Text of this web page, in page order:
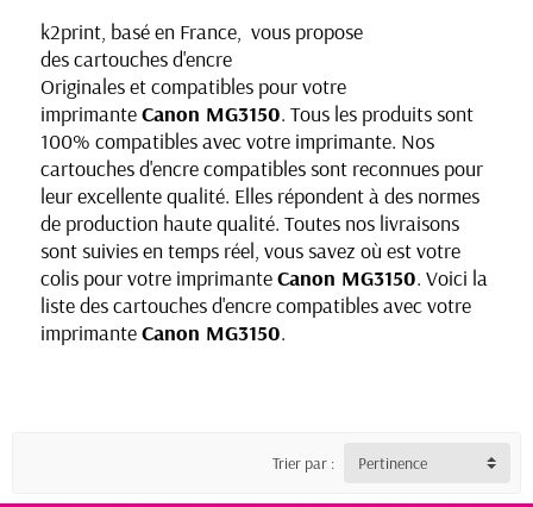
k2print, basé en France, vous propose
des cartouches d'encre
Originales et compatibles pour votre
imprimanteCanon MG3150. Tous les produits sont
100% compatibles avec votre imprimante. Nos
cartouches d'encre compatibles sont reconnues pour
leur excellente qualité. Elles répondent à des normes
de production haute qualité. Toutes nos livraisons
sont suivies en temps réel, vous savez où est votre
colis pour votre imprimanteCanon MG3150. Voici la
liste des cartouches d'encre compatibles avec votre
imprimanteCanon MG3150.
Trier par : Pertinence